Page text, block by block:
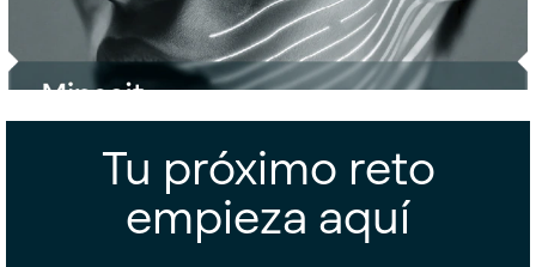
Tu próximo reto
empieza aquí